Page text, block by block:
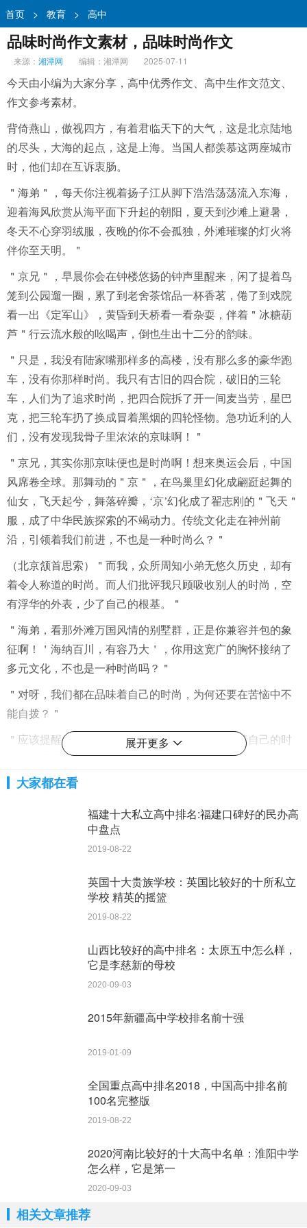
首页 > 教育 > 高中
品味时尚作文素材，品味时尚作文
来源： 湘潭网 编辑：湘潭网
2025-07-11
今天由小编为大家分享，高中优秀作文、高中生作文范文、
作文参考素材。
背倚燕山，傲视四方，有着君临天下的大气，这是北京陆地
的尽头，大海的起点，这是上海。当国人都羡慕这两座城市
时，他们却在互诉衷肠。
＂海弟＂，每天你注视着扬子江从脚下浩浩荡荡流入东海，
迎着海风欣赏从海平面下升起的朝阳，夏天到沙滩上避暑，
冬天不心穿羽绒服，夜晚的你不会孤独，外滩璀璨的灯火将
伴你至天明。＂
＂京兄＂，早晨你会在钟楼悠扬的钟声里醒来，闲了提着鸟
笼到公园遛一圈，累了到老舍茶馆品一杯香茗，倦了到戏院
看一出《定军山》，黄昏到天桥看一看杂耍，伴着＂冰糖葫
芦＂行云流水般的吆喝声，倒也生出十二分的韵味。
＂只是，我没有陆家嘴那样多的高楼，没有那么多的豪华跑
车，没有你那样时尚。我只有古旧的四合院，破旧的三轮
车，人们为了追求时尚，把四合院拆了开一间麦当劳，星巴
克，把三轮车扔了换成冒着黑烟的四轮怪物。急功近利的人
们，没有发现我骨子里浓浓的京味啊！＂
＂京兄，其实你那京味便也是时尚啊！想来奥运会后，中国
风席卷全球。那舞动的＂京＂，在鸟巢里幻化成翩跹起舞的
仙女，飞天起兮，舞落碎瓣，‘京’幻化成了翟志刚的＂飞天＂
服，成了中华民族探索的不竭动力。传统文化走在神州前
沿，引领着我们前进，不也是一种时尚么？＂
（北京颔首思索）＂而我，众所周知小弟无悠久历史，却有
着令人称道的时尚。而人们批评我只顾吸收别人的时尚，空
有浮华的外表，少了自己的根基。＂
＂海弟，看那外滩万国风情的别墅群，正是你兼容并包的象
征啊！＇海纳百川，有容乃大＇，你用这宽广的胸怀接纳了
多元文化，不也是一种时尚吗？＂
＂对呀，我们都在品味着自己的时尚，为何还要在苦恼中不
能自拨？＂
＂应该提醒人们，我们都有着自己的文化，品味着自己的时
尚，切不可舍近求远，失掉自己的特点！＂
北京奥运会将北京展现给世界，上海世博会期待世界融入上
一南一北的两座城市，品味着不同的时尚，却又携手发展，
此文写得比较＂大气＂。京兄海弟互诉衷肠，评说中国最有
影响力的两座大城市的＂时尚＂。作者巧妙地动用拟人手
两座城市＂时尚＂的特征，底蕴与演进，在对话中得到了准
更多高中作文写作范文参考请关注湘潭网
展开更多
大家都在看
福建十大私立高中排名:福建口碑好的民办高
中盘点
2019-08-22
英国十大贵族学校：英国比较好的十所私立
学校 精英的摇篮
2019-08-22
山西比较好的高中排名：太原五中怎么样，
它是李慈新的母校
2020-09-03
2015年新疆高中学校排名前十强
2019-01-09
全国重点高中排名2018，中国高中排名前
100名完整版
2019-08-22
2020河南比较好的十大高中名单：淮阳中学
怎么样，它是第一
2020-09-03
相关文章推荐